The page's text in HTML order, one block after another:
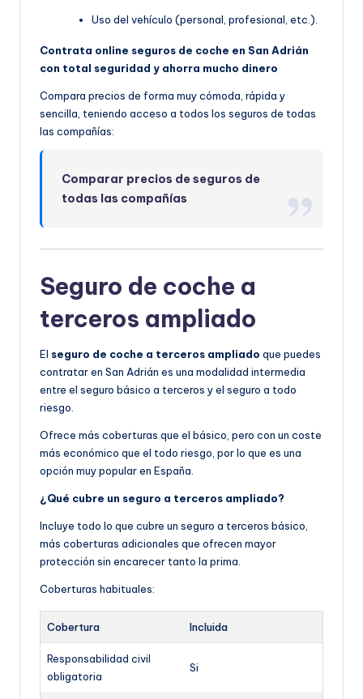
Uso del vehículo (personal, profesional, etc.).
Contrata online seguros de coche en San Adrián
con total seguridad y ahorra mucho dinero
Compara precios de forma muy cómoda, rápida y
sencilla, teniendo acceso a todos los seguros de todas
las compañías:
Comparar precios de seguros de
todas las compañías
Seguro de coche a
terceros ampliado
El seguro de coche a terceros ampliado que puedes
contratar en San Adrián es una modalidad intermedia
entre el seguro básico a terceros y el seguro a todo
riesgo.
Ofrece más coberturas que el básico, pero con un coste
más económico que el todo riesgo, por lo que es una
opción muy popular en España.
¿Qué cubre un seguro a terceros ampliado?
Incluye todo lo que cubre un seguro a terceros básico,
más coberturas adicionales que ofrecen mayor
protección sin encarecer tanto la prima.
Coberturas habituales:
Cobertura Incluida
Responsabilidad civil
obligatoria
Si